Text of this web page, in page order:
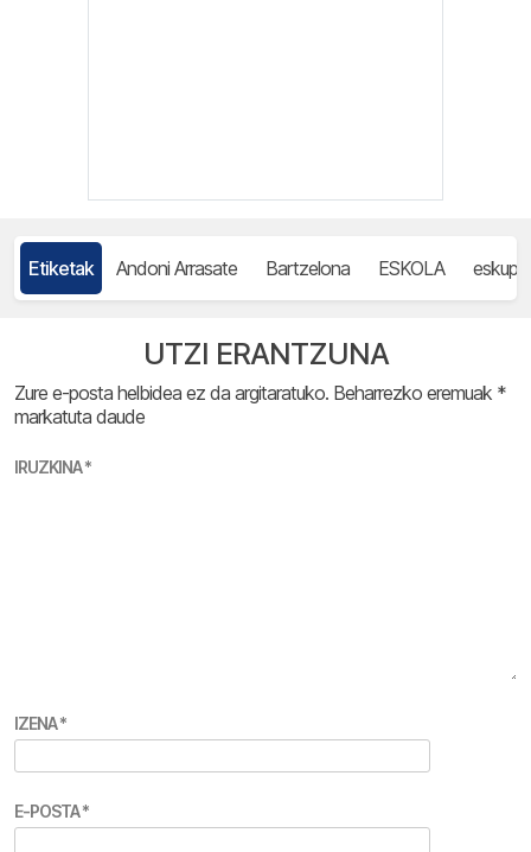
Etiketak Andoni Arrasate Bartzelona ESKOLA
UTZI ERANTZUNA
Zure e-posta helbidea ez da argitaratuko. Beharrezko eremuak *
markatuta daude
IRUZKINA*
IZENA*
E-POSTA*